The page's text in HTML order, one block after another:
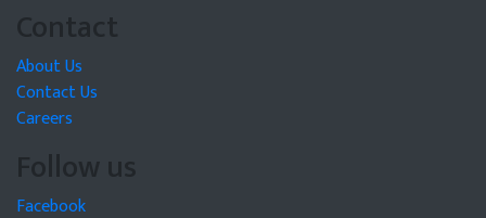
Contact
About Us
Contact Us
Careers
Follow us
Facebook